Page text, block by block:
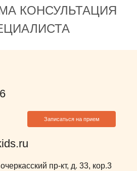
хорошо
КОНСУЛЬТАЦИЯ
Записаться на прием
пр-кт, д. 33, кор.3